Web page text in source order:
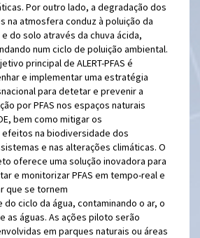
Por outro lado, a degradação dos
na atmosfera conduz à poluição da
e do solo através da chuva ácida,
num ciclo de poluição ambiental.
principal de ALERT-PFAS é
e implementar uma estratégia
para detetar e prevenir a
por PFAS nos espaços naturais
bem como mitigar os
efeitos na biodiversidade dos
e nas alterações climáticas. O
oferece uma solução inovadora para
e monitorizar PFAS em tempo-real e
que se tornem
do ciclo da água, contaminando o ar, o
as águas. As ações piloto serão
em parques naturais ou áreas